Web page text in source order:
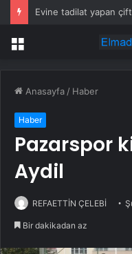
Menü
Anasayfa / Haber
Haber
Pazarspor
Aydil
REFAETTİN ÇELEBİ
Bir dakikadan az